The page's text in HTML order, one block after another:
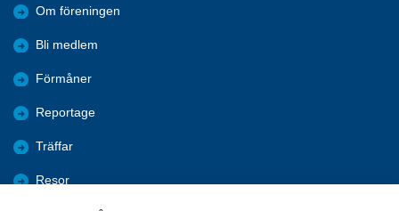
Om föreningen
Bli medlem
Förmåner
Reportage
Träffar
Resor